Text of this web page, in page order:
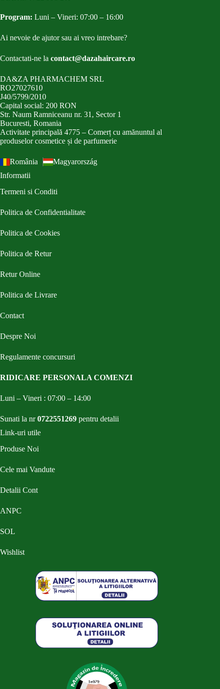
Program: Luni – Vineri: 07:00 – 16:00
Ai nevoie de ajutor sau ai vreo intrebare?
Contactati-ne la contact@dazahaircare.ro
DA&ZA PHARMACHEM SRL
RO27027610
J40/5799/2010
Capital social: 200 RON
Str. Naum Ramniceanu nr. 31, Sector 1
Bucuresti, Romania
Activitate principală 4775 – Comerț cu amănuntul al
produselor cosmetice și de parfumerie
România
Magyarország
Informatii
Termeni si Conditi
Politica de Confidentialitate
Politica de Cookies
Politica de Retur
Retur Online
Politica de Livrare
Contact
Despre Noi
Regulamente concursuri
RIDICARE PERSONALA COMENZI
Luni – Vineri : 07:00 – 14:00
Sunati la nr0722551269 pentru detalii
Link-uri utile
Produse Noi
Cele mai Vandute
Detalii Cont
ANPC
SOL
Wishlist